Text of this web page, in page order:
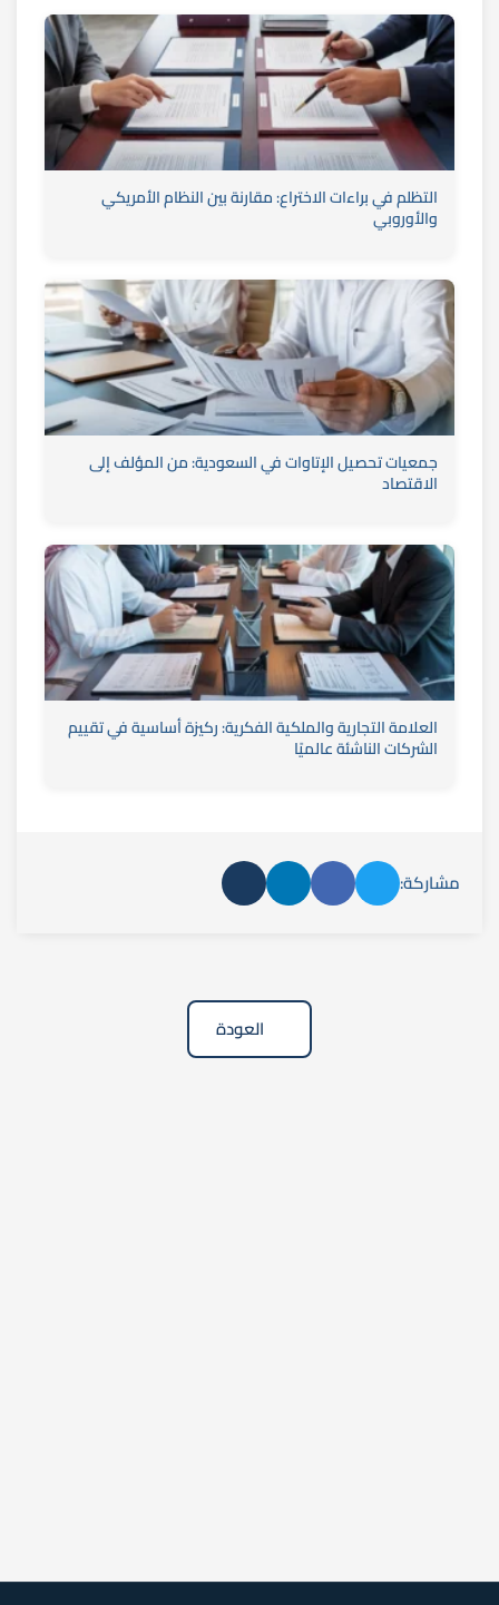
التظلم في براءات الاختراع: مقارنة بين النظام الأمريكي
والأوروبي
جمعيات تحصيل الإتاوات في السعودية: من المؤلف إلى
الاقتصاد
العلامة التجارية والملكية الفكرية: ركيزة أساسية في تقييم
الشركات الناشئة عالميًا
مشاركة:
العودة